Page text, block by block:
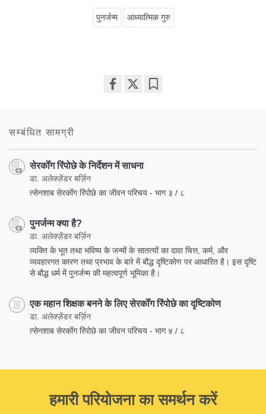
पुनर्जन्म आध्यात्मिक गुरु
सम्बंधित सामग्री
सेरकोँग रिंपोछे के निर्देशन में साधना
डा. अलेक्ज़ेंडर बर्ज़िन
त्सेनशाब सेरकोँग रिंपोछे का जीवन परिचय - भाग ३ / ८
पुनर्जन्म क्या है?
डा. अलेक्ज़ेंडर बर्ज़िन
व्यक्ति के भूत तथा भविष्य के जन्मों के सातत्यों का दावा चित्त, कर्म, और
व्यवहारगत कारण तथा प्रभाव के बारे में बौद्ध दृष्टिकोण पर आधारित है। इस दृष्टि
से बौद्ध धर्म में पुनर्जन्म की महत्वपूर्ण भूमिका है।
एक महान शिक्षक बनने के लिए सेरकोँग रिंपोछे का दृष्टिकोण
डा. अलेक्ज़ेंडर बर्ज़िन
त्सेनशाब सेरकोँग रिंपोछे का जीवन परिचय - भाग ४ / ८
हमारी परियोजना का समर्थन करें